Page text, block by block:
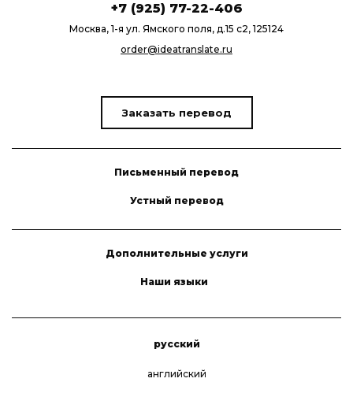
+7 (925) 77-22-406
Москва, 1-я ул. Ямского поля, д.15 с2, 125124
order@ideatranslate.ru
Заказать перевод
Письменный перевод
Устный перевод
Дополнительные услуги
Наши языки
русский
английский